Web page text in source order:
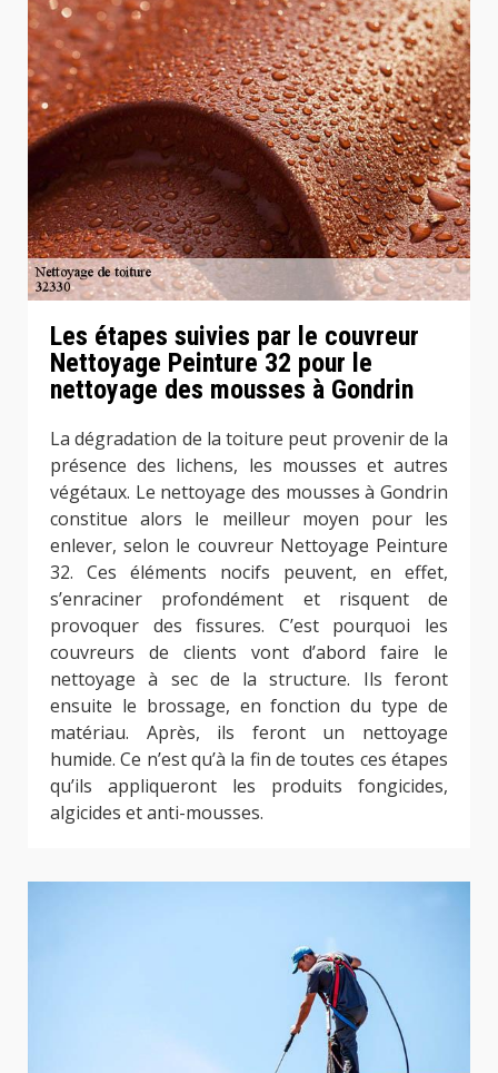
Les étapes suivies par le couvreur
Nettoyage Peinture 32 pour le
nettoyage des mousses à Gondrin
La dégradation de la toiture peut provenir de la
présence des lichens, les mousses et autres
végétaux. Le nettoyage des mousses à Gondrin
constitue alors le meilleur moyen pour les
enlever, selon le couvreur Nettoyage Peinture
32. Ces éléments nocifs peuvent, en effet,
s’enraciner profondément et risquent de
provoquer des fissures. C’est pourquoi les
couvreurs de clients vont d’abord faire le
nettoyage à sec de la structure. Ils feront
ensuite le brossage, en fonction du type de
matériau. Après, ils feront un nettoyage
humide. Ce n’est qu’à la fin de toutes ces étapes
qu’ils appliqueront les produits fongicides,
algicides et anti-mousses.